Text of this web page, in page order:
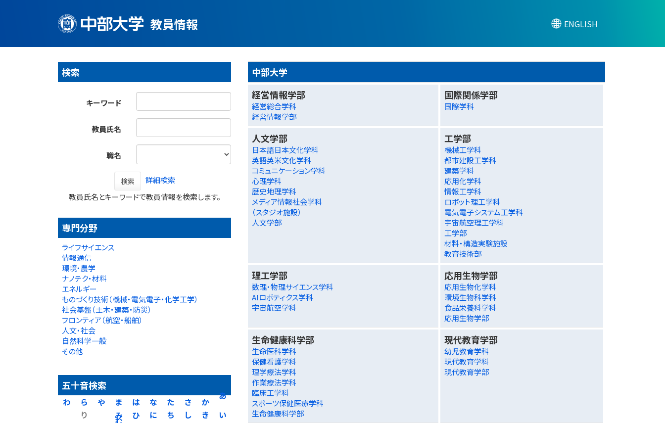
教員情報 ENGLISH
検索
キーワード
教員氏名
職名
検索
詳細検索
教員氏名とキーワードで教員情報を検索します。
専門分野
ライフサイエンス
情報通信
環境・農学
ナノテク・材料
エネルギー
ものづくり技術（機械・電気電子・化学工学）
社会基盤（土木・建築・防災）
フロンティア（航空・船舶）
人文・社会
自然科学一般
その他
五十音検索
あ
い
か
き
さ
し
た
ち
な
に
は
ひ
ま
み
や
ら
り
わ
中部大学
経営情報学部
経営総合学科
経営情報学部
国際関係学部
国際学科
人文学部
日本語日本文化学科
英語英米文化学科
コミュニケーション学科
心理学科
歴史地理学科
メディア情報社会学科
（スタジオ施設）
人文学部
工学部
機械工学科
都市建設工学科
建築学科
応用化学科
情報工学科
ロボット理工学科
電気電子システム工学科
宇宙航空理工学科
工学部
材料・構造実験施設
教育技術部
理工学部
数理・物理サイエンス学科
AIロボティクス学科
宇宙航空学科
応用生物学部
応用生物化学科
環境生物科学科
食品栄養科学科
応用生物学部
生命健康科学部
生命医科学科
保健看護学科
理学療法学科
作業療法学科
臨床工学科
スポーツ保健医療学科
生命健康科学部
現代教育学部
幼児教育学科
現代教育学科
現代教育学部